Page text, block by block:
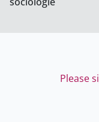
Please